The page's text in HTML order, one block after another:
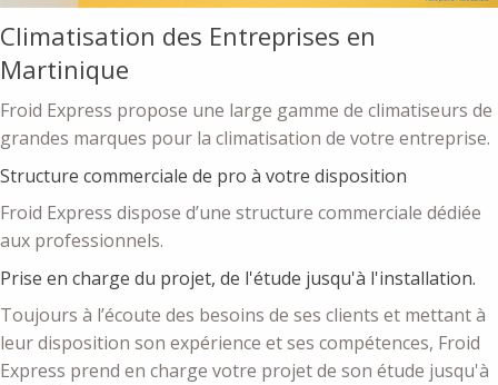
Climatisation des Entreprises en
Martinique
Froid Express propose une large gamme de climatiseurs de
grandes marques pour la climatisation de votre entreprise.
Structure commerciale de pro à votre disposition
Froid Express dispose d’une structure commerciale dédiée
aux professionnels.
Prise en charge du projet, de l'étude jusqu'à l'installation.
Toujours à l’écoute des besoins de ses clients et mettant à
leur disposition son expérience et ses compétences, Froid
Express prend en charge votre projet de son étude jusqu'à